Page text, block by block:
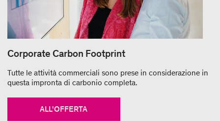
Corporate Carbon Footprint
Tutte le attività commerciali sono prese in considerazione in
questa impronta di carbonio completa.
ALL'OFFERTA